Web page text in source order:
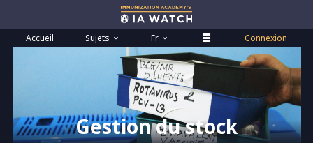
Accueil Sujets Fr Connexion
Gestion du stock